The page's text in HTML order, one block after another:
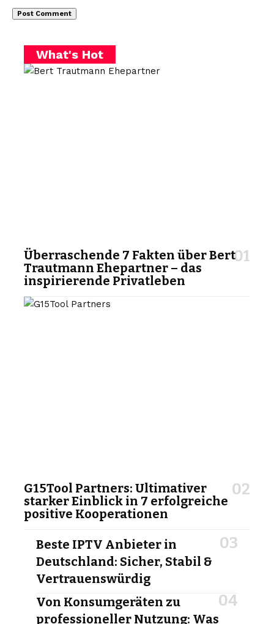
What's Hot
Überraschende 7 Fakten über Bert
Trautmann Ehepartner – das
inspirierende Privatleben
G15Tool Partners: Ultimativer
starker Einblick in 7 erfolgreiche
positive Kooperationen
Beste IPTV Anbieter in
Deutschland: Sicher, Stabil &
Vertrauenswürdig
Von Konsumgeräten zu
professioneller Nutzung: Was